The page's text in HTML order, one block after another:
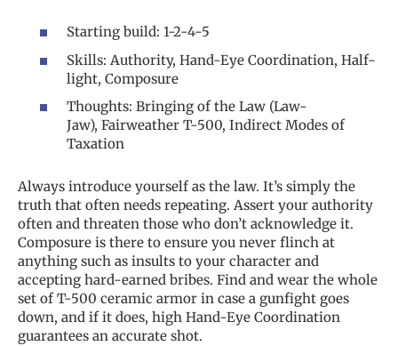
Starting build: 1-2-4-5
Skills: Authority, Hand-Eye Coordination, Half-
light, Composure
Thoughts: Bringing of the Law (Law-
Jaw), Fairweather T-500, Indirect Modes of
Taxation
Always introduce yourself as the law. It’s simply the
truth that often needs repeating. Assert your authority
often and threaten those who don’t acknowledge it.
Composure is there to ensure you never flinch at
anything such as insults to your character and
accepting hard-earned bribes. Find and wear the whole
set of T-500 ceramic armor in case a gunfight goes
down, and if it does, high Hand-Eye Coordination
guarantees an accurate shot.